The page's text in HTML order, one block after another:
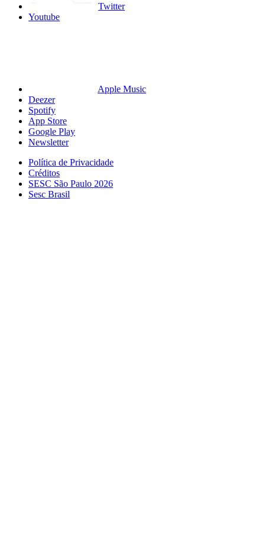
Twitter
Youtube
Apple Music
Deezer
Spotify
App Store
Google Play
Newsletter
Política de Privacidade
Créditos
SESC São Paulo 2026
Sesc Brasil